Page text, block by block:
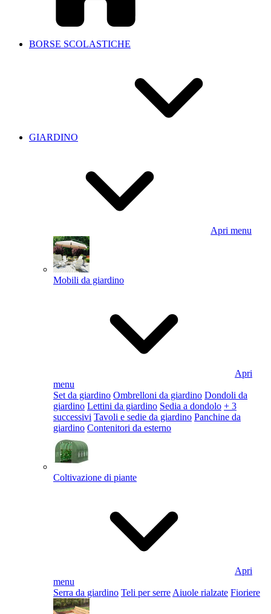
BORSE SCOLASTICHE
GIARDINO
Apri menu
Mobili da giardino
Apri
menu
Set da giardino Ombrelloni da giardino Dondoli da
giardino Lettini da giardino Sedia a dondolo + 3
successivi Tavoli e sedie da giardino Panchine da
giardino Contenitori da esterno
Coltivazione di piante
Apri
menu
Serra da giardino Teli per serre Aiuole rialzate Fioriere